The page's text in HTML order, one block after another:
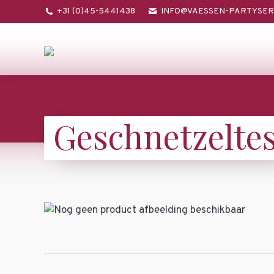
+31 (0)45-5441438 INFO@VAESSEN-